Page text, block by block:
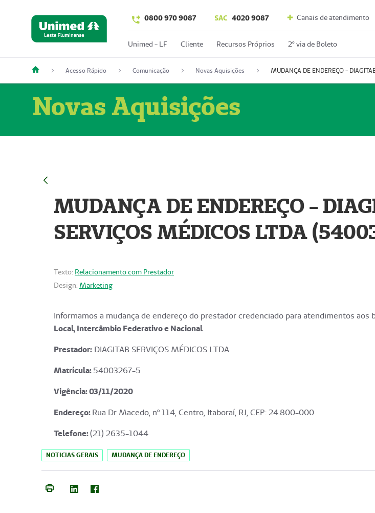
0800 970 9087 SAC 4020 9087 Canais de atendimento
Unimed - LF Cliente Recursos Próprios 2º via de Boleto
Acesso Rápido Comunicação Novas Aquisições
Novas Aquisições
MUDANÇA DE ENDEREÇO -
SERVIÇOS MÉDICOS LTDA
Texto: Relacionamento com Prestador
Design: Marketing
Informamos a mudança de endereço do prestador credenciado para atendimentos aos
Local, Intercâmbio Federativo e Nacional.
Prestador: DIAGITAB SERVIÇOS MÉDICOS LTDA
Matrícula:54003267-5
Vigência: 03/11/2020
Endereço:Rua Dr Macedo, nº 114, Centro, Itaboraí, RJ, CEP: 24.800-000
Telefone:(21) 2635-1044
NOTICIAS GERAIS MUDANÇA DE ENDEREÇO